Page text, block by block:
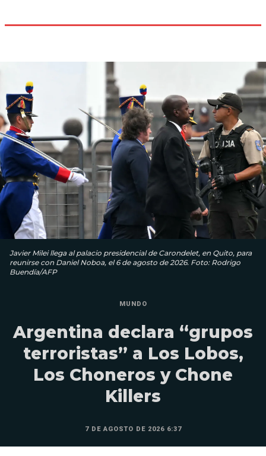
Javier Milei llega al palacio presidencial de Carondelet, en Quito, para
reunirse con Daniel Noboa, el 6 de agosto de 2026. Foto: Rodrigo
Buendía/AFP
MUNDO
Argentina declara “grupos
terroristas” a Los Lobos,
Los Choneros y Chone
Killers
7 DE AGOSTO DE 2026 6:37